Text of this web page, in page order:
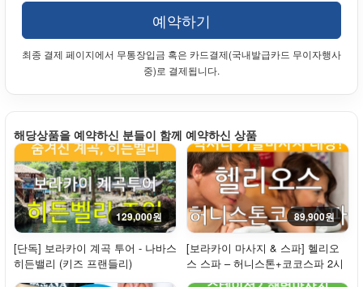
예약하기
최종 결제 페이지에서 무통장입금 혹은 카드결제(국내발급카드 무이자행사
중)로 결제됩니다.
해당상품을 예약하신 분들이 함께 예약하신 상품
129,000원
[단독] 보라카이 계곡 투어 - 나바스
히든밸리 (키즈 프랜들리)
89,900원
[보라카이 마사지 & 스파] 헬리오
스 스파 – 허니스톤+코코스파 2시
간 30분